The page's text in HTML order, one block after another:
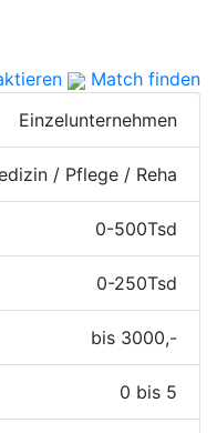
Match finden
Einzelunternehmen
/ Pflege / Reha
0-500Tsd
0-250Tsd
bis 3000,-
0 bis 5